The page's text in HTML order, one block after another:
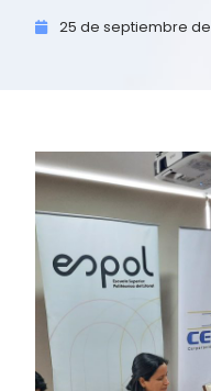
25 de septiembre de